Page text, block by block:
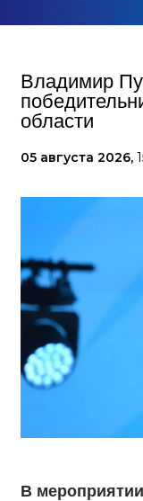
Владимир
области
05 августа 2026,
В